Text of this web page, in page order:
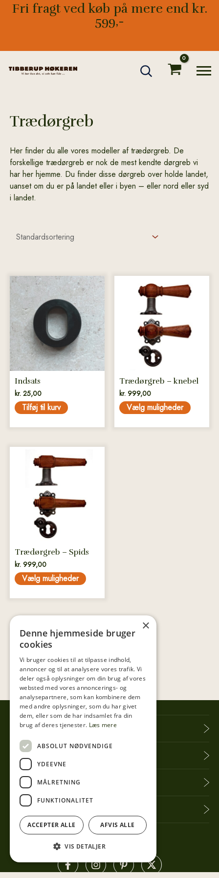
Fri fragt ved køb på mere end kr.
599,-
Trædørgreb
Her finder du alle vores modeller af trædørgreb. De
forskellige trædørgreb er nok de mest kendte dørgreb vi
har her hjemme. Du finder disse dørgreb over holde landet,
uanset om du er på landet eller i byen – eller nord eller syd
i landet.
Indsats
kr. 25,00
Tilføj til kurv
Trædørgreb – knebel
kr. 999,00
Vælg muligheder
varianter.
Mulighederne
varesiden
Trædørgreb – Spids
kr. 999,00
Vælg muligheder
varianter.
Mulighederne
varesiden
Tibberup Høkeren
Information
Praktisk info
Få seneste nyt
×
Denne hjemmeside bruger
cookies
Vi bruger cookies til at tilpasse indhold,
annoncer og til at analysere vores trafik. Vi
deler også oplysninger om din brug af vores
websted med vores annoncerings- og
analysepartnere, som kan kombinere dem
med andre oplysninger, som du har givet
dem, eller som de har indsamlet fra din
brug af deres tjenester. Læs mere
ABSOLUT NØDVENDIGE
YDEEVNE
MÅLRETNING
FUNKTIONALITET
ACCEPTER ALLE AFVIS ALLE
VIS DETALJER